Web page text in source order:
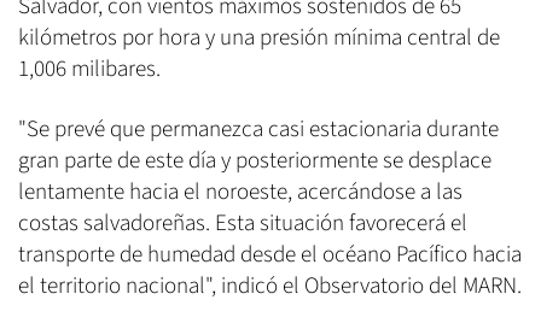
Salvador, con vientos máximos sostenidos de 65
kilómetros por hora y una presión mínima central de
1,006 milibares.
"Se prevé que permanezca casi estacionaria durante
gran parte de este día y posteriormente se desplace
lentamente hacia el noroeste, acercándose a las
costas salvadoreñas. Esta situación favorecerá el
transporte de humedad desde el océano Pacífico hacia
el territorio nacional", indicó el Observatorio del MARN.